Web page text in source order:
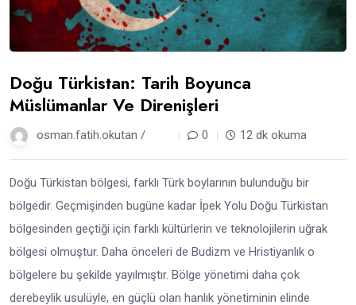
Doğu Türkistan: Tarih Boyunca
Müslümanlar Ve Direnişleri
osman.fatih.okutan / 0 12 dk okuma
Doğu Türkistan bölgesi, farklı Türk boylarının bulunduğu bir
bölgedir. Geçmişinden bugüne kadar İpek Yolu Doğu Türkistan
bölgesinden geçtiği için farklı kültürlerin ve teknolojilerin uğrak
bölgesi olmuştur. Daha önceleri de Budizm ve Hristiyanlık o
bölgelere bu şekilde yayılmıştır. Bölge yönetimi daha çok
derebeylik usulüyle, en güçlü olan hanlık yönetiminin elinde